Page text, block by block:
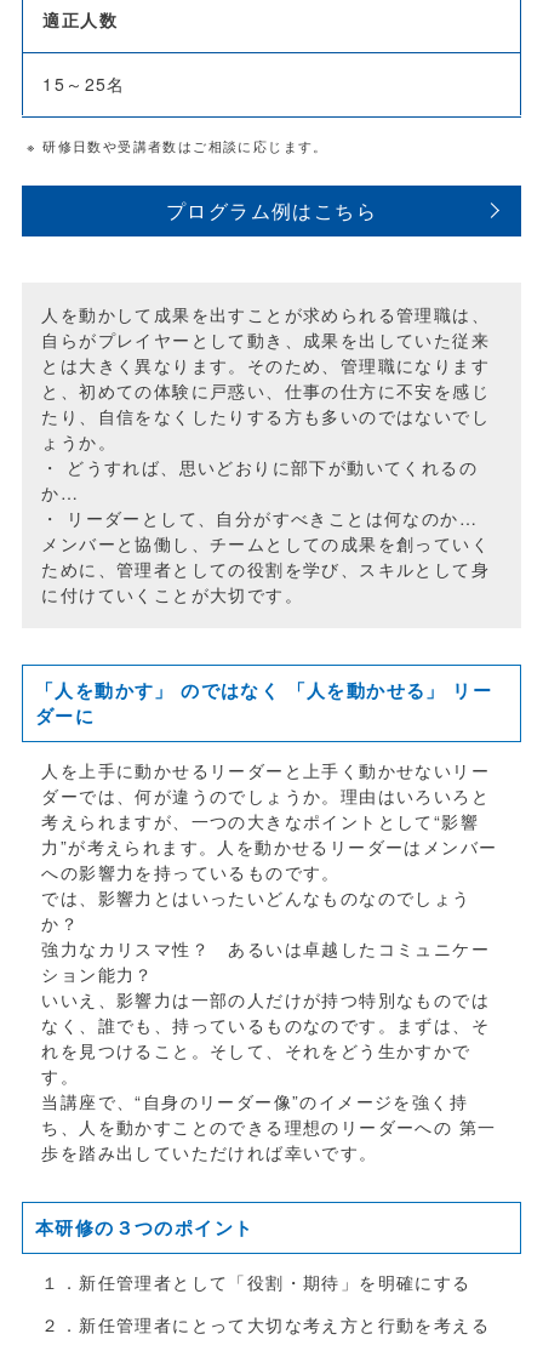
適正人数
15～25名
※ 研修日数や受講者数はご相談に応じます。
プログラム例はこちら
人を動かして成果を出すことが求められる管理職は、
自らがプレイヤーとして動き、成果を出していた従来
とは大きく異なります。そのため、管理職になります
と、初めての体験に戸惑い、仕事の仕方に不安を感じ
たり、自信をなくしたりする方も多いのではないでし
ょうか。
・ どうすれば、思いどおりに部下が動いてくれるの
か…
・ リーダーとして、自分がすべきことは何なのか…
メンバーと協働し、チームとしての成果を創っていく
ために、管理者としての役割を学び、スキルとして身
に付けていくことが大切です。
「人を動かす」 のではなく 「人を動かせる」 リー
ダーに
人を上手に動かせるリーダーと上手く動かせないリー
ダーでは、何が違うのでしょうか。理由はいろいろと
考えられますが、一つの大きなポイントとして“影響
力”が考えられます。人を動かせるリーダーはメンバー
への影響力を持っているものです。
では、影響力とはいったいどんなものなのでしょう
か？
強力なカリスマ性？ あるいは卓越したコミュニケー
ション能力？
いいえ、影響力は一部の人だけが持つ特別なものでは
なく、誰でも、持っているものなのです。まずは、そ
れを見つけること。そして、それをどう生かすかで
す。
当講座で、“自身のリーダー像”のイメージを強く持
ち、人を動かすことのできる理想のリーダーへの 第一
歩を踏み出していただければ幸いです。
本研修の３つのポイント
１．新任管理者として「役割・期待」を明確にする
２．新任管理者にとって大切な考え方と行動を考える